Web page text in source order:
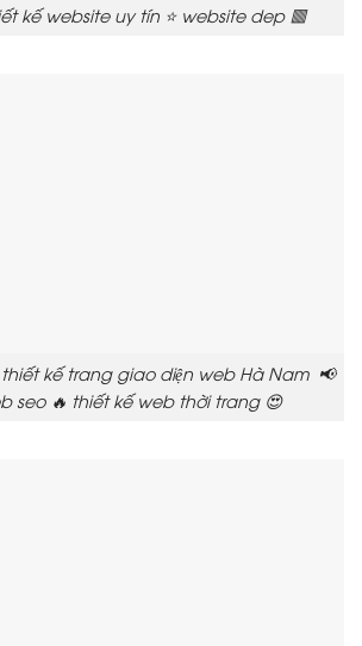
kế website uy tín ⭐ website dep 🟥
kế trang giao diện web Hà Nam 📢
seo 🔥 thiết kế web thời trang 😍